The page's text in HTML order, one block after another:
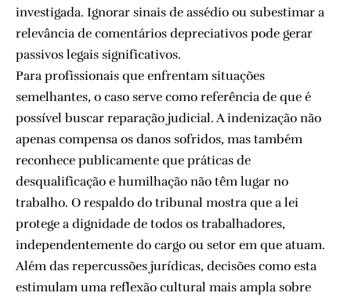
investigada. Ignorar sinais de assédio ou subestimar a
relevância de comentários depreciativos pode gerar
passivos legais significativos.
Para profissionais que enfrentam situações
semelhantes, o caso serve como referência de que é
possível buscar reparação judicial. A indenização não
apenas compensa os danos sofridos, mas também
reconhece publicamente que práticas de
desqualificação e humilhação não têm lugar no
trabalho. O respaldo do tribunal mostra que a lei
protege a dignidade de todos os trabalhadores,
independentemente do cargo ou setor em que atuam.
Além das repercussões jurídicas, decisões como esta
estimulam uma reflexão cultural mais ampla sobre